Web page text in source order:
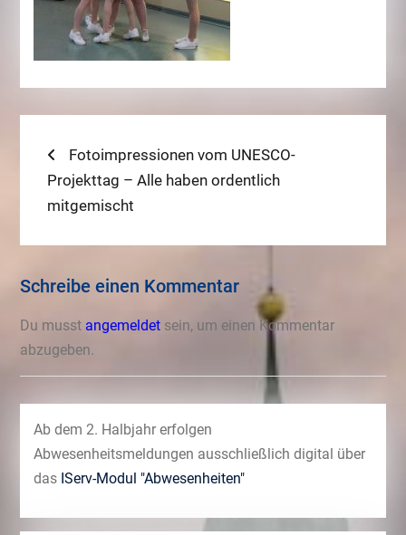
Beitragsnavigation
Previous
post:
Fotoimpressionen vom UNESCO-
Projekttag – Alle haben ordentlich
mitgemischt
Schreibe einen Kommentar
Du musst angemeldetsein, um einen Kommentar
abzugeben.
Ab dem 2. Halbjahr erfolgen
Abwesenheitsmeldungen ausschließlich digital über
das IServ-Modul "Abwesenheiten"